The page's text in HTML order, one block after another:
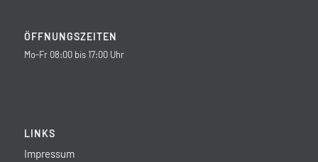
ÖFFNUNGSZEITEN
Mo-Fr 08:00 bis 17:00 Uhr
LINKS
Impressum